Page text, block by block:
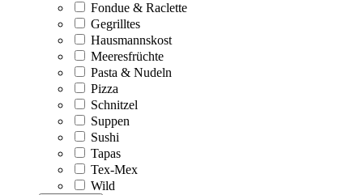
Fondue & Raclette
Gegrilltes
Hausmannskost
Meeresfrüchte
Pasta & Nudeln
Pizza
Schnitzel
Suppen
Sushi
Tapas
Tex-Mex
Wild